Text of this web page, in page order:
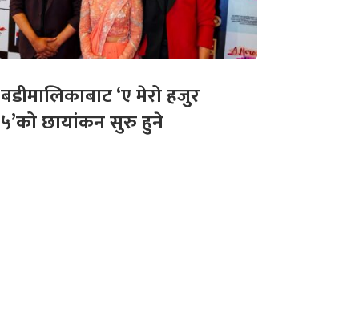
बडीमालिकाबाट ‘ए मेरो हजुर
५’को छायांकन सुरु हुने